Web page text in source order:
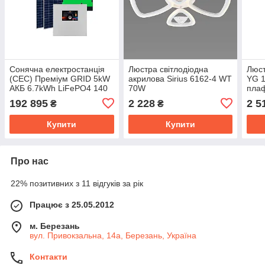
Сонячна електростанція
(СЕС) Преміум GRID 5kW
АКБ 6.7kWh LiFePO4 140
192 895 ₴
Купити
Люстра світлодіодна
акрилова Sirius 6162-4 WT
70W
2 228₴
Купити
YG
2
Про нас
22% позитивних з 11 відгуків за рік
Працює з 25.05.2012
м. Березань
вул. Привокзальна, 14а, Березань, Україна
Контакти